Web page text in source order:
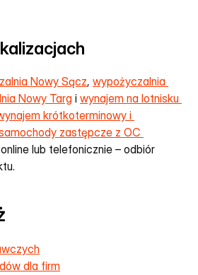
Nowy Sącz, wypożyczalnia
Nowy Targ i wynajem na lotnisku
krótkoterminowy i
zastępcze z OC
lub telefonicznie – odbiór
dla firm